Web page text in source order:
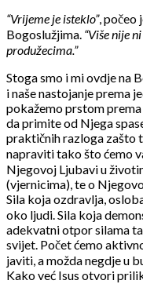
“Vrijeme je isteklo”, počeo
Bogoslužjima. “Više nije
produžecima.”
Stoga smo i mi ovdje na
i naše nastojanje prema
pokažemo prstom
da primite od Njega
praktičnih razloga zašto
napraviti tako što ćemo
Njegovoj Ljubavi u
(vjernicima), te o
Sila koja ozdravlja,
oko ljudi. Sila koja
adekvatni otpor silama
svijet. Počet ćemo
javiti, a možda negdje u
Kako već Isus otvori